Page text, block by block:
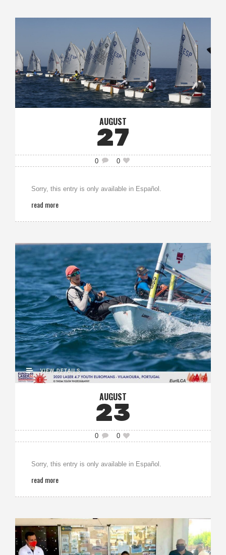
AUGUST
27
0 0
Sorry, this entry is only available in Español.
read more
AUGUST
23
0 0
Sorry, this entry is only available in Español.
read more